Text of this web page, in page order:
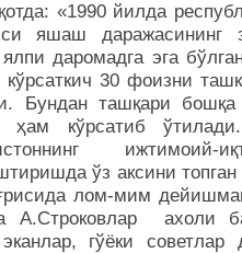
«1990 йилда
яшаш даражасининг
даромадга эга
30 фоизни
Бундан ташқари
ҳам кўрсатиб
ижтимоий-
ўз аксини
лом-мим
А.Строковлар ахоли
гўёки советлар